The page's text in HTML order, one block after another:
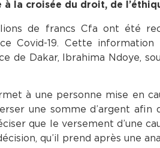
à la croisée du droit, de
de francs Cfa ont été
Covid-19. Cette
de Dakar, Ibrahima Ndoye,
à une personne mise en
une somme d’argent afin
que le versement d’une
qu’il prend après une